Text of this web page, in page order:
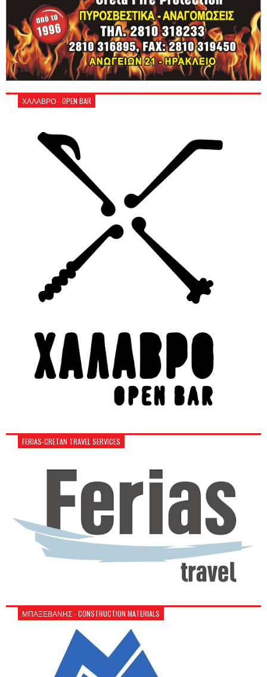
ΧΑΛΑΒΡΟ - OPEN BAR
FERIAS-CRETAN TRAVEL SERVICES
ΜΠΑΞΕΒΑΝΗΣ - CONSTRUCTION MATERIALS